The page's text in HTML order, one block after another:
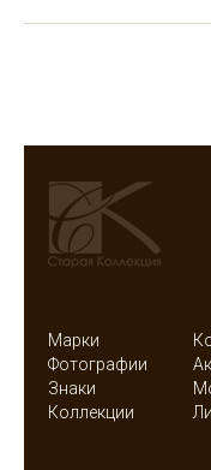
Марки
Фотографии
Знаки
Коллекции